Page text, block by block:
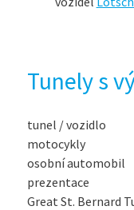
Tunely s
tunel / vozidlo
motocykly
osobní automobil
prezentace
Great St. Bernard